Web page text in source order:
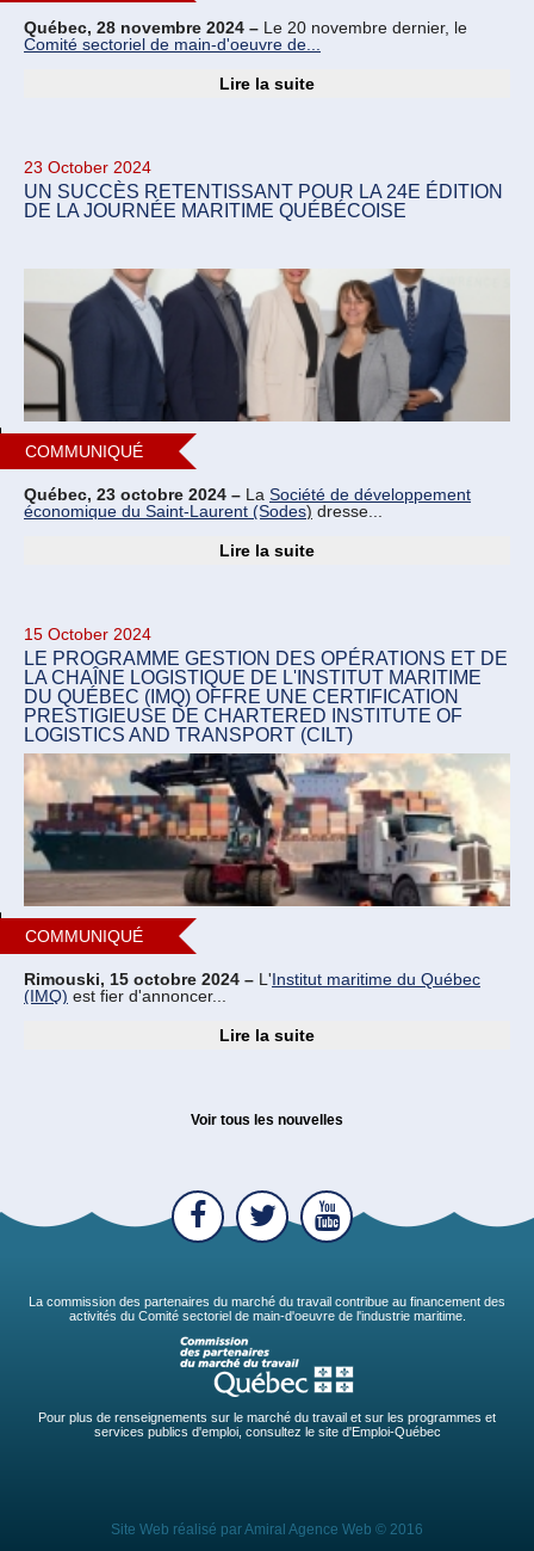
Québec, 28 novembre 2024 – Le 20 novembre dernier, le
Comité sectoriel de main-d'oeuvre de...
Lire la suite
23 October 2024
UN SUCCÈS RETENTISSANT POUR LA 24E ÉDITION
DE LA JOURNÉE MARITIME QUÉBÉCOISE
COMMUNIQUÉ
Québec, 23 octobre 2024 – La Société de développement
économique du Saint-Laurent (Sodes) dresse...
Lire la suite
15 October 2024
LE PROGRAMME GESTION DES OPÉRATIONS ET DE
LA CHAÎNE LOGISTIQUE DE L'INSTITUT MARITIME
DU QUÉBEC (IMQ) OFFRE UNE CERTIFICATION
PRESTIGIEUSE DE CHARTERED INSTITUTE OF
LOGISTICS AND TRANSPORT (CILT)
COMMUNIQUÉ
Rimouski, 15 octobre 2024 – L'Institut maritime du Québec
(IMQ) est fier d'annoncer...
Lire la suite
Voir tous les nouvelles
La commission des partenaires du marché du travail contribue au financement des
activités du Comité sectoriel de main-d'oeuvre de l'industrie maritime.
Pour plus de renseignements sur le marché du travail et sur les programmes et
services publics d'emploi, consultez le site d'Emploi-Québec
Site Web réalisé parAmiral Agence Web © 2016